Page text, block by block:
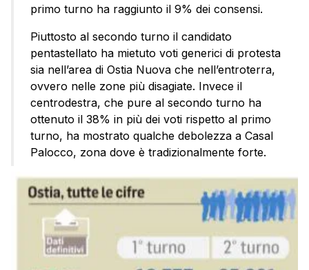
primo turno ha raggiunto il 9% dei consensi.
Piuttosto al secondo turno il candidato
pentastellato ha mietuto voti generici di protesta
sia nell’area di Ostia Nuova che nell’entroterra,
ovvero nelle zone più disagiate. Invece il
centrodestra, che pure al secondo turno ha
ottenuto il 38% in più dei voti rispetto al primo
turno, ha mostrato qualche debolezza a Casal
Palocco, zona dove è tradizionalmente forte.